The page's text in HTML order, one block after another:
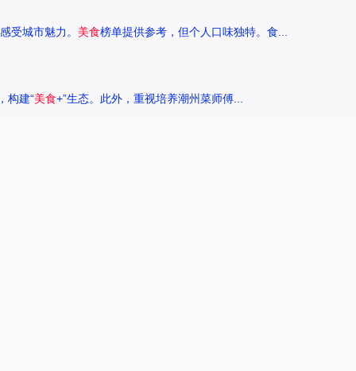
受城市魅力。 美食榜单提供参考，但个人口味独特。食...
构建“美食+”生态。此外，重视培养潮州菜师傅...